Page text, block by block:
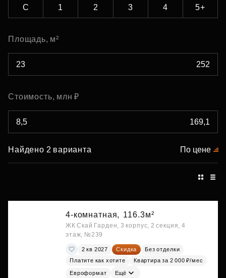
С 1 2 3 4 5+
Площадь, м²
Стоимость, млн ₽
Найдено 2 варианта По цене
4-комнатная, 116.3м²
ЖК Скай Гарден, 3 корпус, 2 секция, 4
этаж, №239
2 кв 2027 Скидка
Без отделки
Платите как хотите
Квартира за 2 000 ₽/мес
Евроформат Ещё